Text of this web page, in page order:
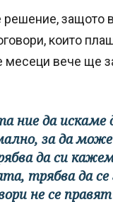
решение, защото
които
вече ще
ние да
за да може
да си
трябва да
не се